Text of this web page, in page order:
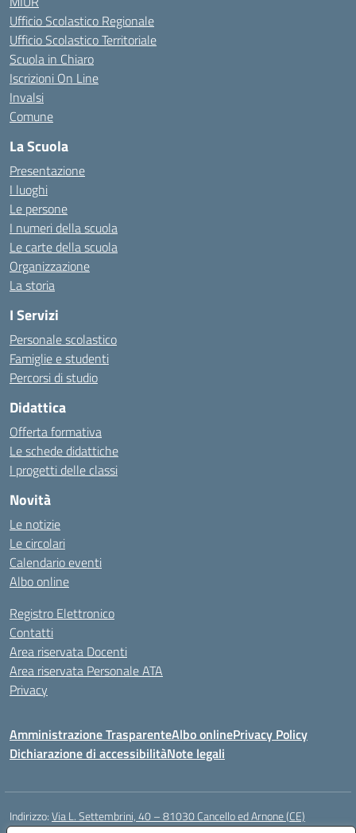
Ufficio Scolastico Regionale
Ufficio Scolastico Territoriale
Scuola in Chiaro
Iscrizioni On Line
Invalsi
Comune
La Scuola
Presentazione
I luoghi
Le persone
I numeri della scuola
Le carte della scuola
Organizzazione
La storia
I Servizi
Personale scolastico
Famiglie e studenti
Percorsi di studio
Didattica
Offerta formativa
Le schede didattiche
I progetti delle classi
Novità
Le notizie
Le circolari
Calendario eventi
Albo online
Registro Elettronico
Contatti
Area riservata Docenti
Area riservata Personale ATA
Privacy
Amministrazione TrasparenteAlbo onlinePrivacy Policy
Dichiarazione di accessibilitàNote legali
Indirizzo:Via L. Settembrini, 40 – 81030 Cancello ed Arnone (CE)